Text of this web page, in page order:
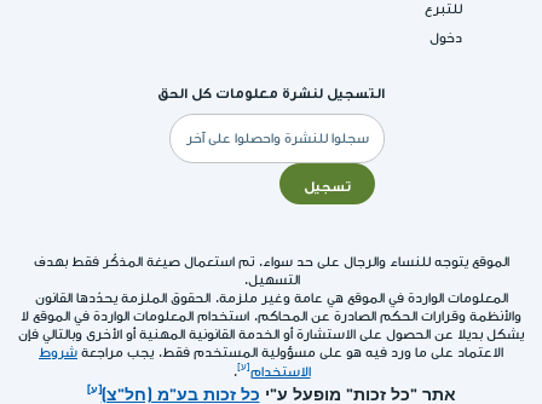
للتبرع
دخول
التسجيل لنشرة معلومات كل الحق
البريد
الإلكتروني
تسجيل
الموقع يتوجه للنساء والرجال على حد سواء. تم استعمال صيغة المذكّر فقط بهدف
التسهيل.
المعلومات الواردة في الموقع هي عامة وغير ملزمة. الحقوق الملزمة يحدّدها القانون
والأنظمة وقرارات الحكم الصادرة عن المحاكم. استخدام المعلومات الواردة في الموقع لا
يشكل بديلا عن الحصول على الاستشارة أو الخدمة القانونية المهنية أو الأخرى وبالتالي فإن
الاعتماد على ما ورد فيه هو على مسؤولية المستخدم فقط. يجب مراجعة شروط
الاستخدام
.
אתר "כל זכות" מופעל ע"י כל זכות בע"מ (חל"צ)